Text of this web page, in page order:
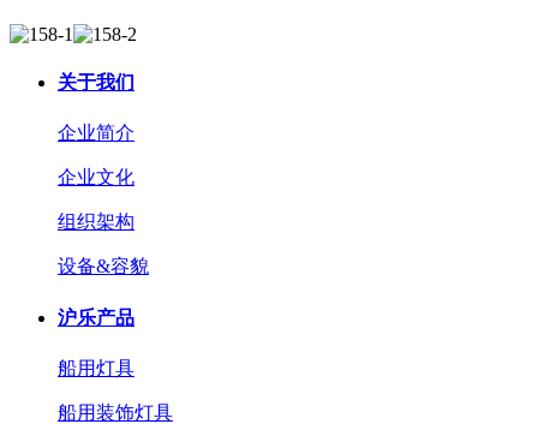
关于我们
企业简介
企业文化
组织架构
设备&容貌
沪乐产品
船用灯具
船用装饰灯具